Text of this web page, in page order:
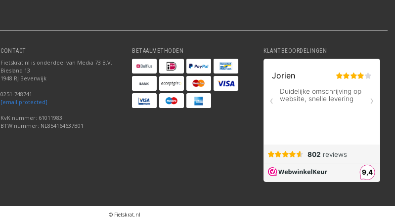
CONTACT
Fietskrat.nl is onderdeel van Media 73 B.V.
Biesland 13
1948 RJ Beverwijk
0251-748741
[email protected]
KvK nummer: 61011983
BTW nummer: NL854164637B01
BETAALMETHODEN KLANTBEOORDELINGEN
© Fietskrat.nl